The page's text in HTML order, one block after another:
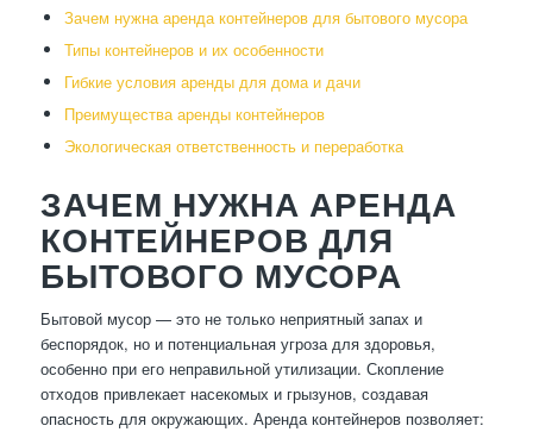
Зачем нужна аренда контейнеров для бытового мусора
Типы контейнеров и их особенности
Гибкие условия аренды для дома и дачи
Преимущества аренды контейнеров
Экологическая ответственность и переработка
ЗАЧЕМ НУЖНА АРЕНДА
КОНТЕЙНЕРОВ ДЛЯ
БЫТОВОГО МУСОРА
Бытовой мусор — это не только неприятный запах и
беспорядок, но и потенциальная угроза для здоровья,
особенно при его неправильной утилизации. Скопление
отходов привлекает насекомых и грызунов, создавая
опасность для окружающих. Аренда контейнеров позволяет: